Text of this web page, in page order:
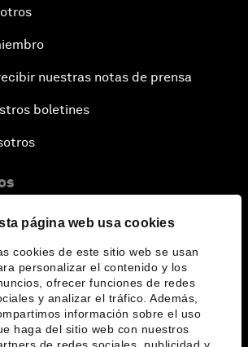
página web usa cookies
cookies de este sitio web se usan
personalizar el contenido y los
ofrecer funciones de redes
y analizar el tráfico. Además,
información sobre el uso
haga del sitio web con nuestros
nuestras notas de prensa
boletines
el Foro
idiomas